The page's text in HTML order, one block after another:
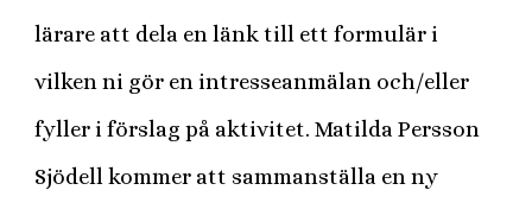
lärare att dela en länk till ett formulär i
vilken ni gör en intresseanmälan och/eller
fyller i förslag på aktivitet. Matilda Persson
Sjödell kommer att sammanställa en ny